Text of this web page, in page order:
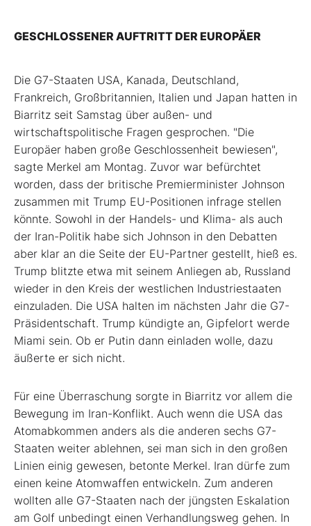
GESCHLOSSENER AUFTRITT DER EUROPÄER
Die G7-Staaten USA, Kanada, Deutschland,
Frankreich, Großbritannien, Italien und Japan hatten in
Biarritz seit Samstag über außen- und
wirtschaftspolitische Fragen gesprochen. "Die
Europäer haben große Geschlossenheit bewiesen",
sagte Merkel am Montag. Zuvor war befürchtet
worden, dass der britische Premierminister Johnson
zusammen mit Trump EU-Positionen infrage stellen
könnte. Sowohl in der Handels- und Klima- als auch
der Iran-Politik habe sich Johnson in den Debatten
aber klar an die Seite der EU-Partner gestellt, hieß es.
Trump blitzte etwa mit seinem Anliegen ab, Russland
wieder in den Kreis der westlichen Industriestaaten
einzuladen. Die USA halten im nächsten Jahr die G7-
Präsidentschaft. Trump kündigte an, Gipfelort werde
Miami sein. Ob er Putin dann einladen wolle, dazu
äußerte er sich nicht.
Für eine Überraschung sorgte in Biarritz vor allem die
Bewegung im Iran-Konflikt. Auch wenn die USA das
Atomabkommen anders als die anderen sechs G7-
Staaten weiter ablehnen, sei man sich in den großen
Linien einig gewesen, betonte Merkel. Iran dürfe zum
einen keine Atomwaffen entwickeln. Zum anderen
wollten alle G7-Staaten nach der jüngsten Eskalation
am Golf unbedingt einen Verhandlungsweg gehen. In